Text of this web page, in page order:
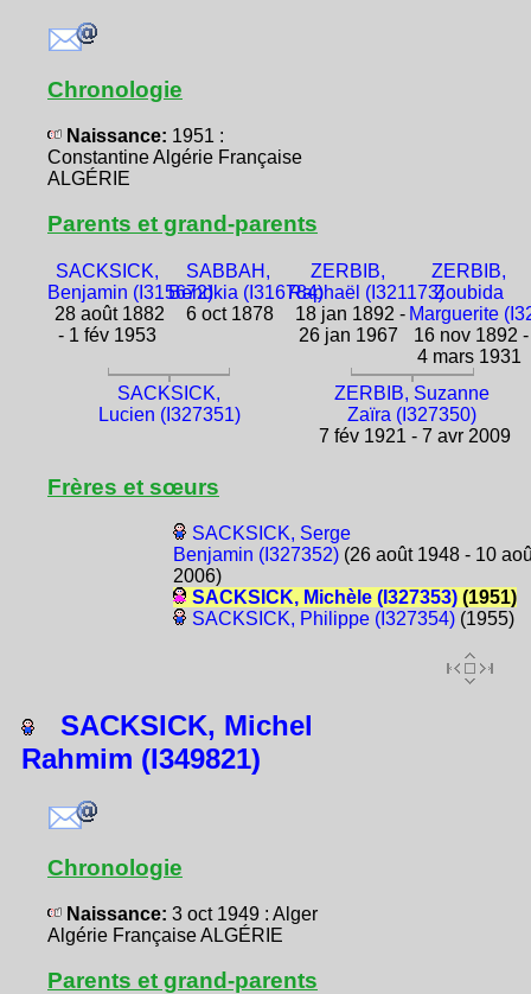
Chronologie
Naissance: 1951 :
Constantine Algérie Française
ALGÉRIE
Parents et grand-parents
SACKSICK,
Benjamin (I315672)
28 août 1882
- 1 fév 1953
SABBAH,
Bendkia (I316784)
6 oct 1878
ZERBIB,
Raphaël (I321173)
18 jan 1892 -
26 jan 1967
ZERBIB,
Zoubida
Marguerite
16 nov 1892 -
4 mars 1931
SACKSICK,
Lucien (I327351)
ZERBIB, Suzanne
Zaïra (I327350)
7 fév 1921 - 7 avr 2009
Frères et sœurs
SACKSICK, Serge
Benjamin (I327352)(26 août 1948 - 10
2006)
SACKSICK, Michèle (I327353)(1951)
SACKSICK, Philippe (I327354)(1955)
SACKSICK, Michel
Rahmim (I349821)
Chronologie
Naissance: 3 oct 1949 : Alger
Algérie Française ALGÉRIE
Parents et grand-parents